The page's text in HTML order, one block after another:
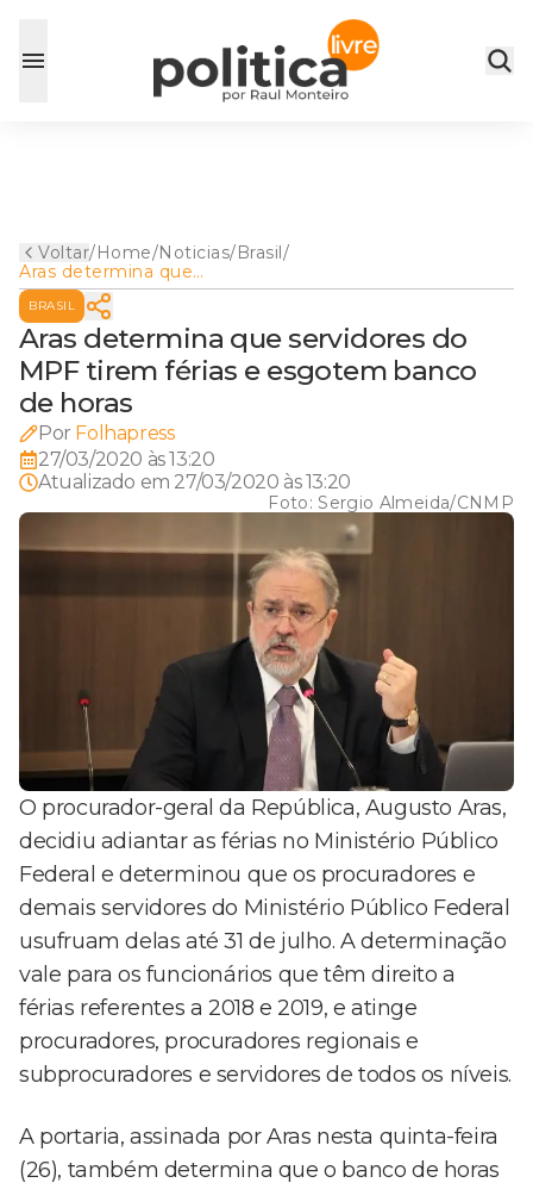
Voltar/Home/Noticias/Brasil/
Aras determina que
servidores do MPF tirem
férias e esgotem banco de
horas
BRASIL
Aras determina que servidores do
MPF tirem férias e esgotem banco
de horas
Por Folhapress
27/03/2020 às 13:20
Atualizado em 27/03/2020 às 13:20
Foto: Sergio Almeida/CNMP
O procurador-geral da República, Augusto Aras,
decidiu adiantar as férias no Ministério Público
Federal e determinou que os procuradores e
demais servidores do Ministério Público Federal
usufruam delas até 31 de julho. A determinação
vale para os funcionários que têm direito a
férias referentes a 2018 e 2019, e atinge
procuradores, procuradores regionais e
subprocuradores e servidores de todos os níveis.
A portaria, assinada por Aras nesta quinta-feira
(26), também determina que o banco de horas